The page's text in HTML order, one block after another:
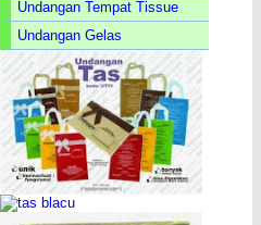
Undangan Tempat Tissue
Undangan Gelas